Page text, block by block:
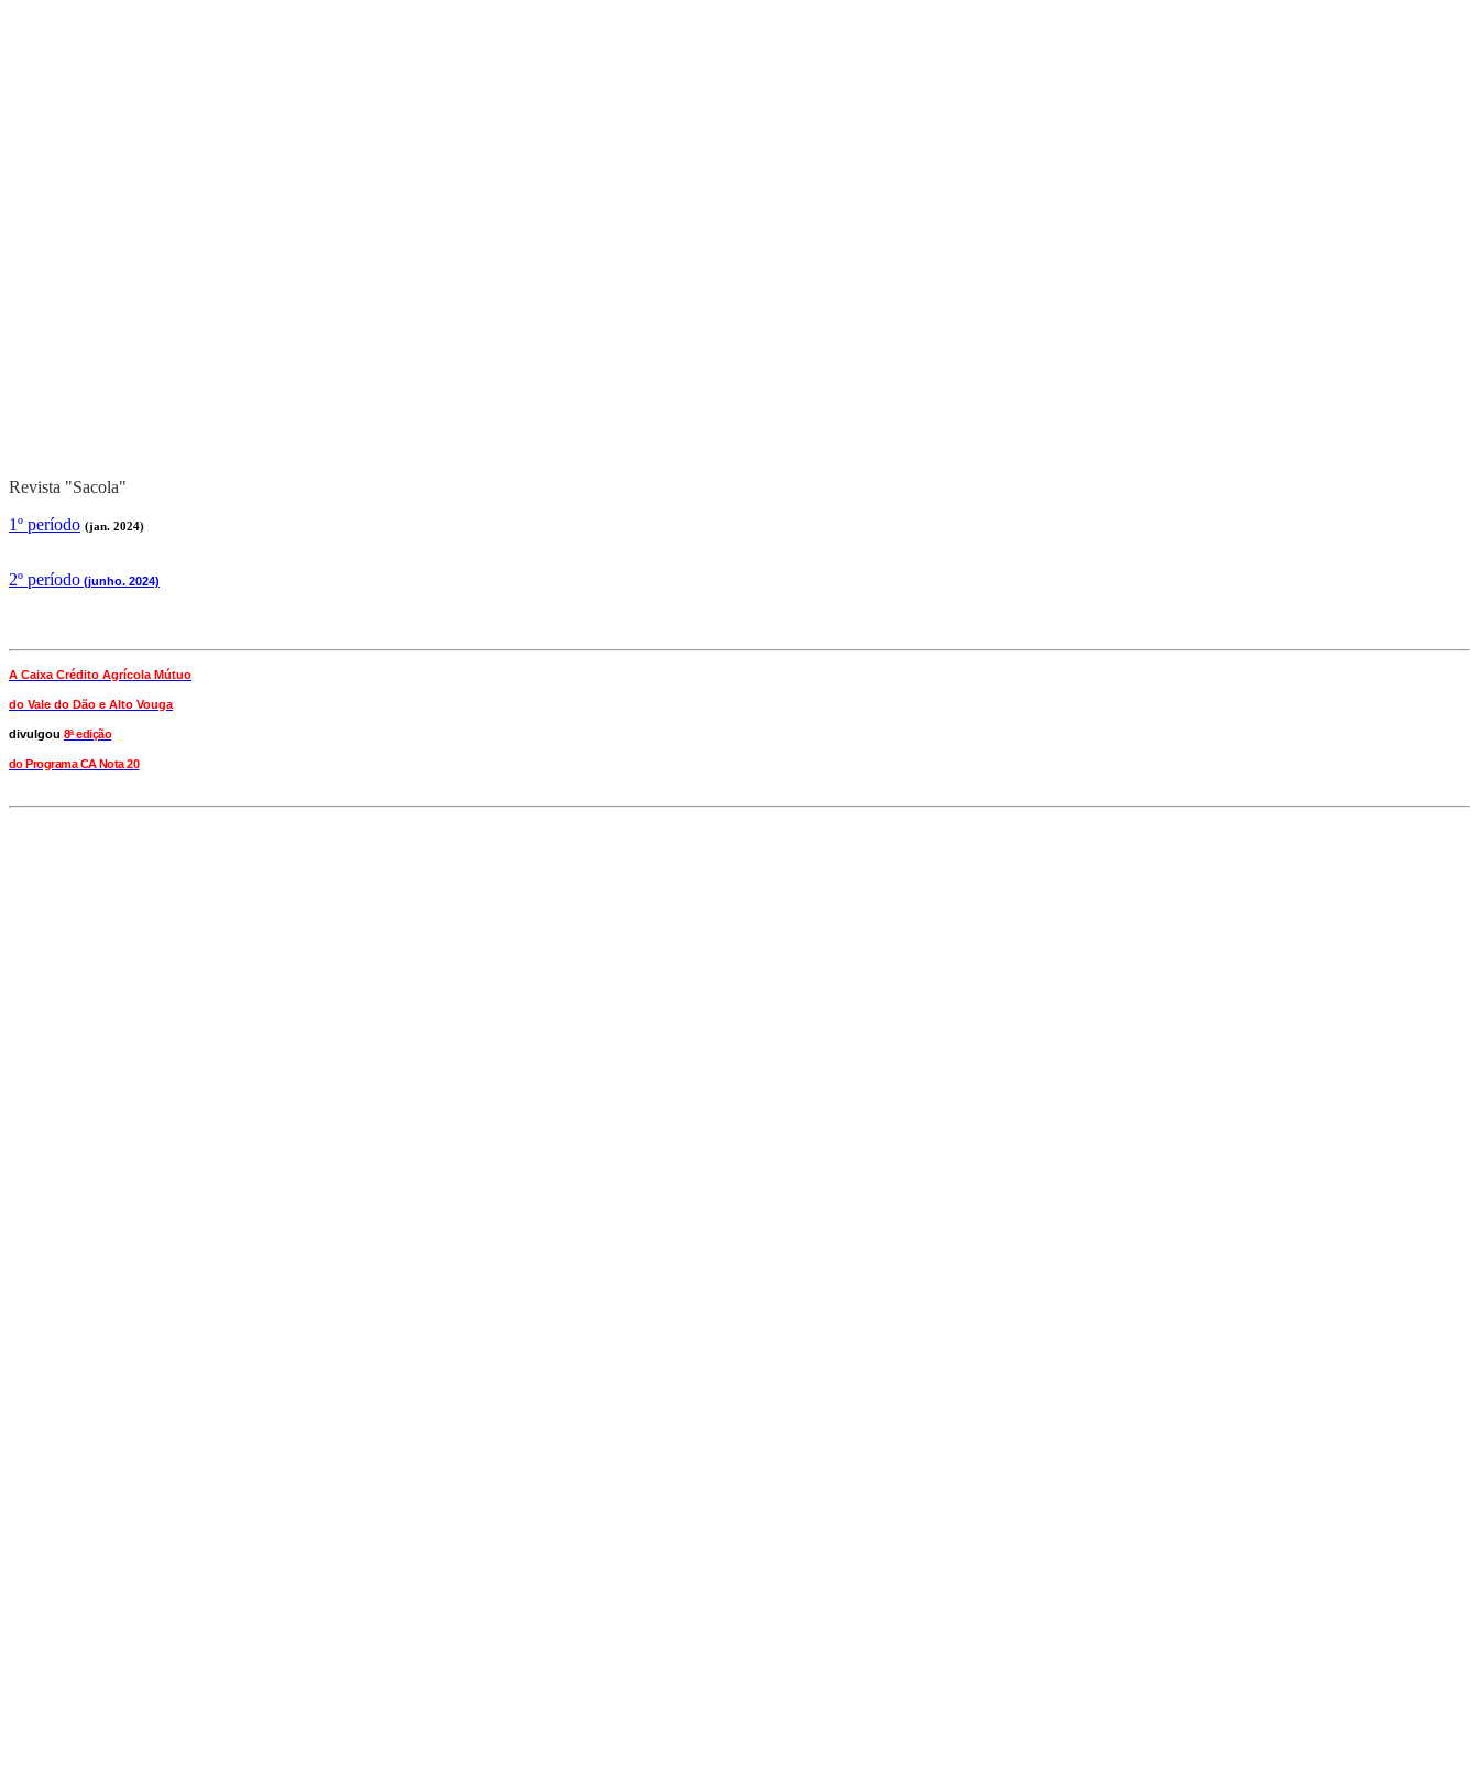
Revista "Sacola"
1º período (jan. 2024)
2º período (junho. 2024)
A Caixa Crédito Agrícola Mútuo
do Vale do Dão e Alto Vouga
divulgou 8ª edição
do Programa CA Nota 20